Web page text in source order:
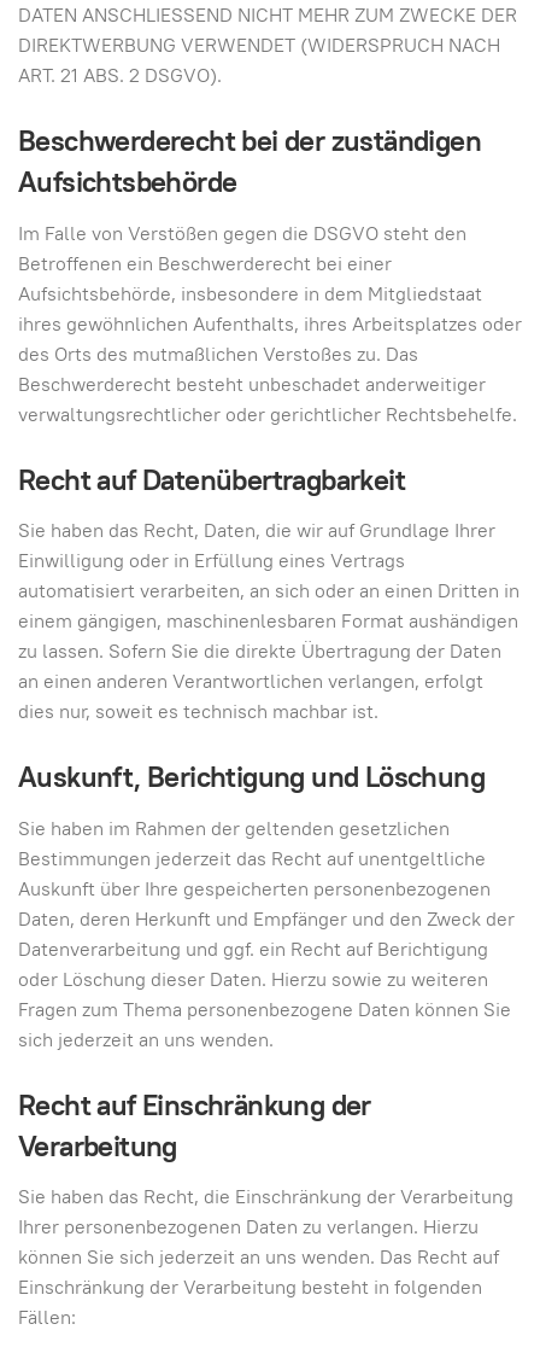
DATEN ANSCHLIESSEND NICHT MEHR ZUM ZWECKE DER
DIREKTWERBUNG VERWENDET (WIDERSPRUCH NACH
ART. 21 ABS. 2 DSGVO).
Beschwerde­recht bei der zuständigen
Aufsichts­behörde
Im Falle von Verstößen gegen die DSGVO steht den
Betroffenen ein Beschwerderecht bei einer
Aufsichtsbehörde, insbesondere in dem Mitgliedstaat
ihres gewöhnlichen Aufenthalts, ihres Arbeitsplatzes oder
des Orts des mutmaßlichen Verstoßes zu. Das
Beschwerderecht besteht unbeschadet anderweitiger
verwaltungsrechtlicher oder gerichtlicher Rechtsbehelfe.
Recht auf Daten­übertrag­barkeit
Sie haben das Recht, Daten, die wir auf Grundlage Ihrer
Einwilligung oder in Erfüllung eines Vertrags
automatisiert verarbeiten, an sich oder an einen Dritten in
einem gängigen, maschinenlesbaren Format aushändigen
zu lassen. Sofern Sie die direkte Übertragung der Daten
an einen anderen Verantwortlichen verlangen, erfolgt
dies nur, soweit es technisch machbar ist.
Auskunft, Berichtigung und Löschung
Sie haben im Rahmen der geltenden gesetzlichen
Bestimmungen jederzeit das Recht auf unentgeltliche
Auskunft über Ihre gespeicherten personenbezogenen
Daten, deren Herkunft und Empfänger und den Zweck der
Datenverarbeitung und ggf. ein Recht auf Berichtigung
oder Löschung dieser Daten. Hierzu sowie zu weiteren
Fragen zum Thema personenbezogene Daten können Sie
sich jederzeit an uns wenden.
Recht auf Einschränkung der
Verarbeitung
Sie haben das Recht, die Einschränkung der Verarbeitung
Ihrer personenbezogenen Daten zu verlangen. Hierzu
können Sie sich jederzeit an uns wenden. Das Recht auf
Einschränkung der Verarbeitung besteht in folgenden
Fällen: